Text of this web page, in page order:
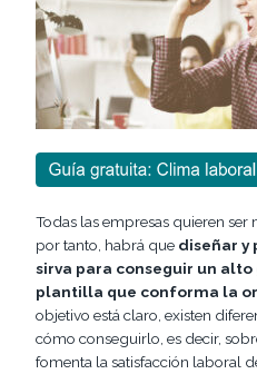
Todas las empresas quieren
por tanto, habrá que diseñar y
sirva para conseguir un
plantilla que conforma la
objetivo está claro, existen
cómo conseguirlo, es decir,
fomenta la satisfacción laboral